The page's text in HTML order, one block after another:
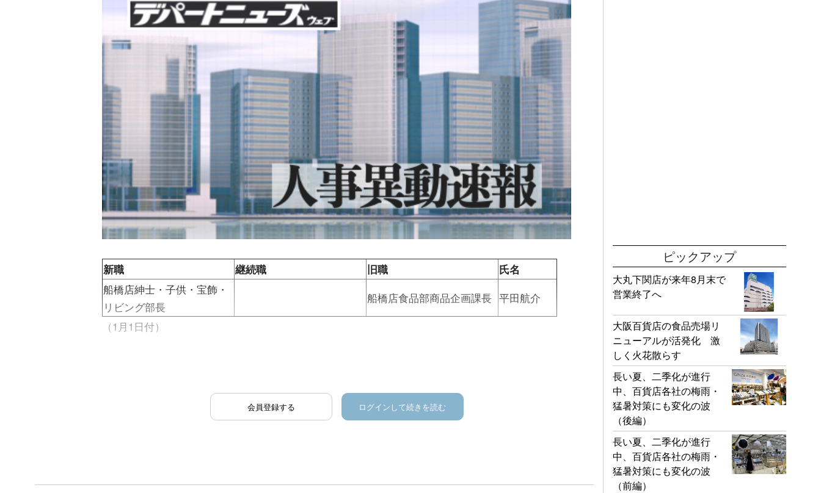
会員登録する ログインして続きを読む
新職 継続職 旧職 氏名
船橋店紳士・子供・宝飾・
リビング部長
船橋店食品部商品企画課長 平田航介
（1月1日付）
ピックアップ
大丸下関店が来年8月末で
営業終了へ
大阪百貨店の食品売場リ
ニューアルが活発化 激
しく火花散らす
長い夏、二季化が進行
中、百貨店各社の梅雨・
猛暑対策にも変化の波
（後編）
長い夏、二季化が進行
中、百貨店各社の梅雨・
猛暑対策にも変化の波
（前編）